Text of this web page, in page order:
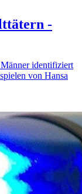
-
identifiziert
von Hansa